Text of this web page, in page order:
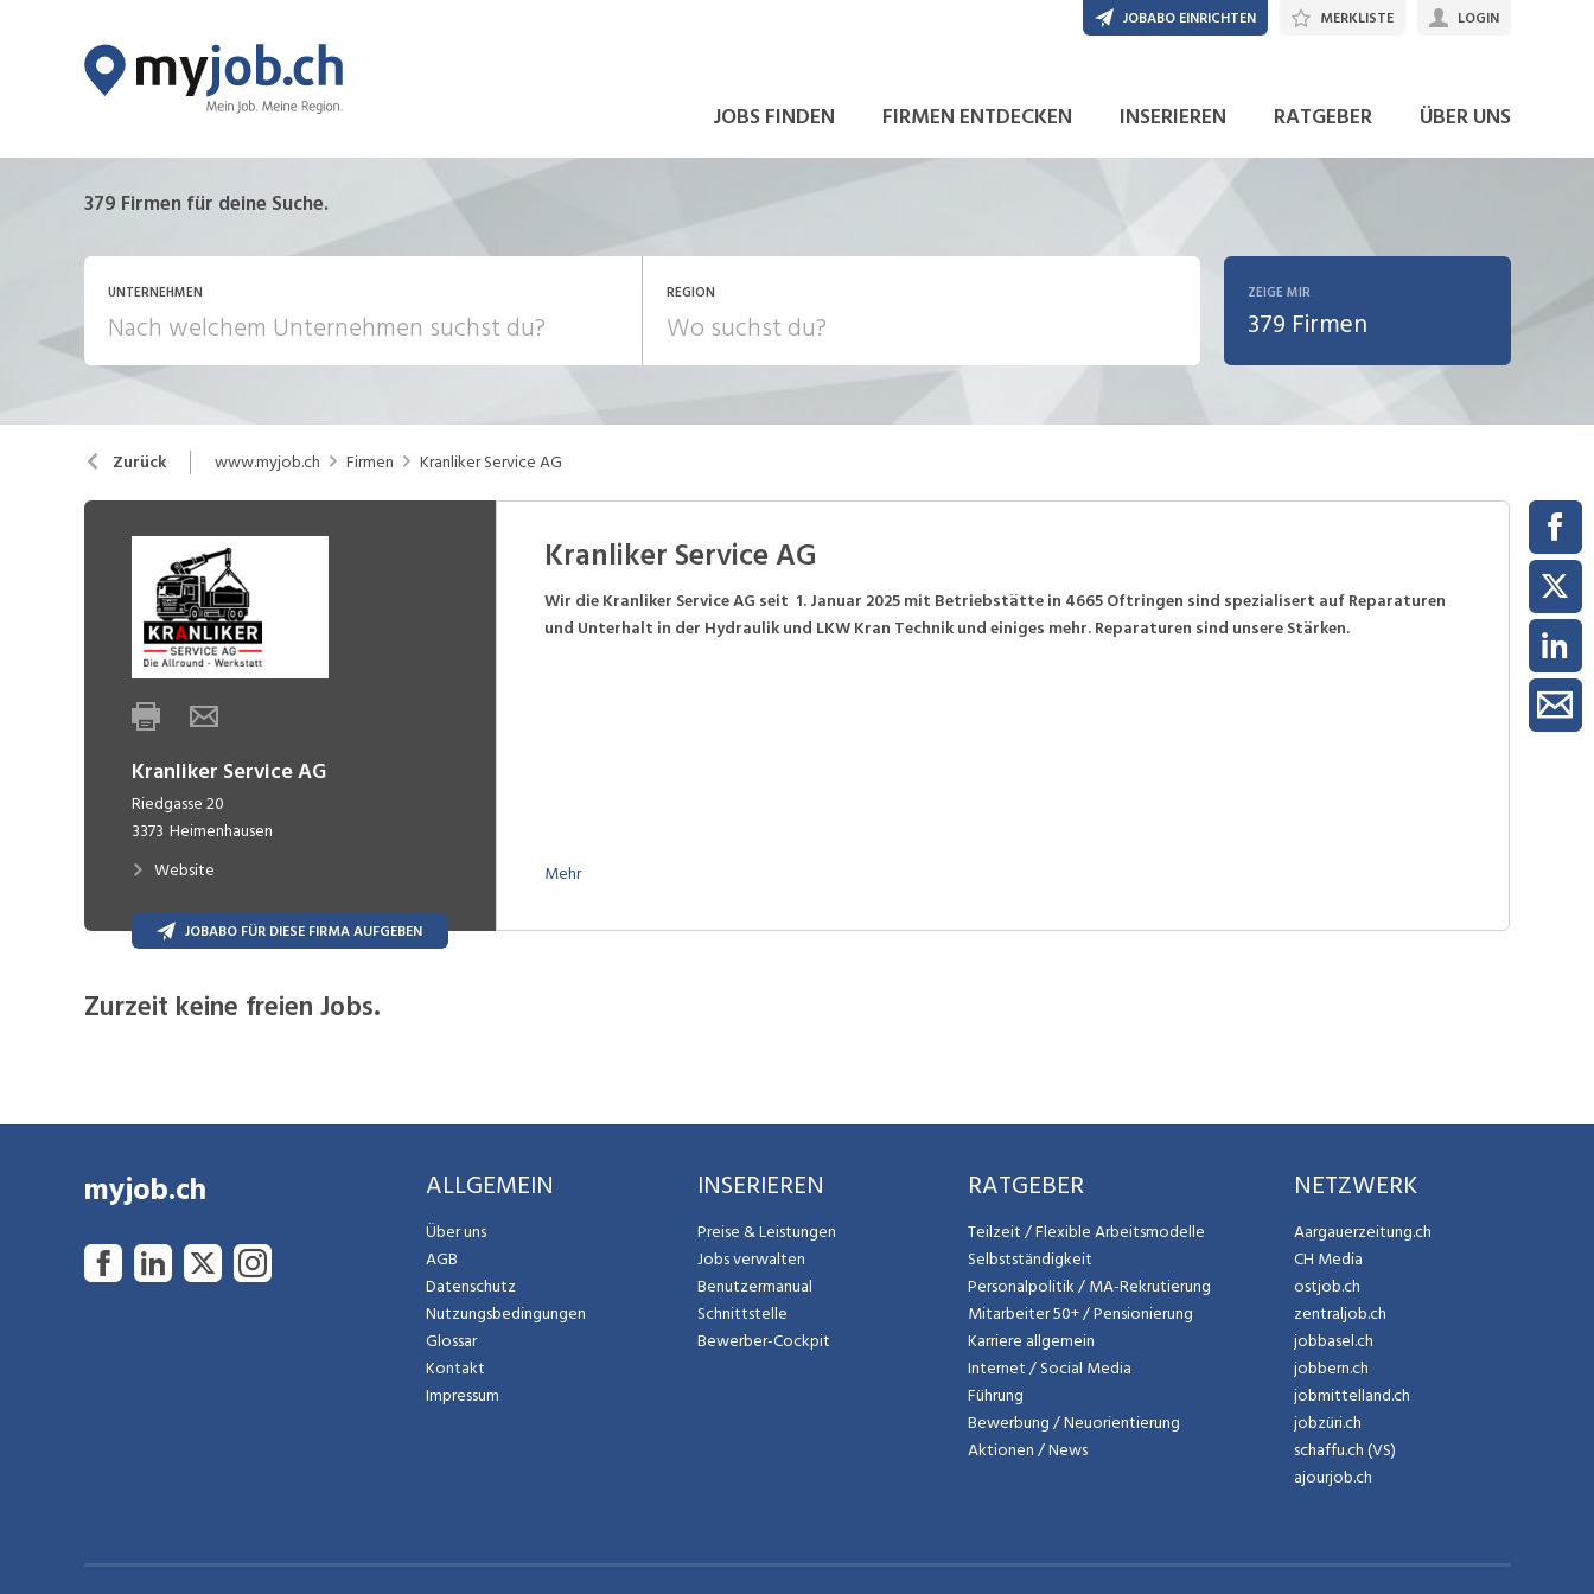
JOBS FINDEN FIRMEN ENTDECKEN INSERIEREN RATGEBER ÜBER UNS
JOBABO EINRICHTEN MERKLISTE LOGIN
379 Firmen für deine Suche.
UNTERNEHMEN REGION ZEIGE MIR
379 Firmen
Zurück www.myjob.ch Firmen Kranliker Service AG
Kranliker Service AG
Riedgasse 20
3373 Heimenhausen
Website
JOBABO FÜR DIESE FIRMA AUFGEBEN
Kranliker Service AG
Wir die Kranliker Service AG seit 1. Januar 2025 mit Betriebstätte in 4665 Oftringen sind spezialisert auf Reparaturen
und Unterhalt in der Hydraulik und LKW Kran Technik und einiges mehr. Reparaturen sind unsere Stärken.
Mehr
Zurzeit keine freien Jobs.
myjob.ch ALLGEMEIN
Über uns
AGB
Datenschutz
Nutzungsbedingungen
Glossar
Kontakt
Impressum
INSERIEREN
Preise & Leistungen
Jobs verwalten
Benutzermanual
Schnittstelle
Bewerber-Cockpit
RATGEBER
Teilzeit / Flexible Arbeitsmodelle
Selbstständigkeit
Personalpolitik / MA-Rekrutierung
Mitarbeiter 50+ / Pensionierung
Karriere allgemein
Internet / Social Media
Führung
Bewerbung / Neuorientierung
Aktionen / News
NETZWERK
Aargauerzeitung.ch
CH Media
ostjob.ch
zentraljob.ch
jobbasel.ch
jobbern.ch
jobmittelland.ch
jobzüri.ch
schaffu.ch (VS)
ajourjob.ch